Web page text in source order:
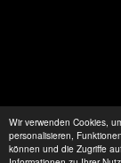
Wir verwenden Cookies,
personalisieren,
können und die Zugriffe